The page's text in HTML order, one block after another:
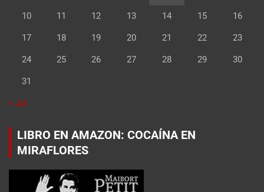
10 11 12 13 14 15 16
17 18 19 20 21 22 23
24 25 26 27 28 29 30
31
« Jul
LIBRO EN AMAZON: COCAÍNA EN
MIRAFLORES